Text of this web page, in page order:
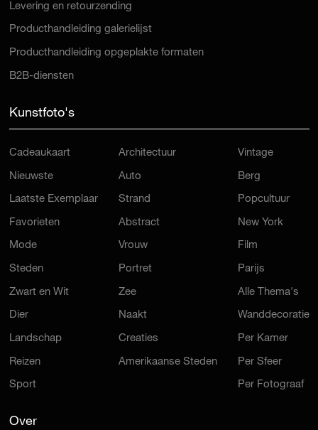
Levering en retourzending
Producthandleiding galerielijst
Producthandleiding opgeplakte formaten
B2B-diensten
Kunstfoto's
Cadeaukaart
Nieuwste
Laatste Exemplaar
Favorieten
Mode
Steden
Zwart en Wit
Dier
Landschap
Reizen
Sport
Architectuur
Auto
Strand
Abstract
Vrouw
Portret
Zee
Naakt
Creaties
Amerikaanse Steden
Vintage
Berg
Popcultuur
New York
Film
Parijs
Alle Thema's
Wanddecoratie
Per Kamer
Per Sfeer
Per Fotograaf
Over